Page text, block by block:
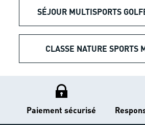
SÉJOUR MULTISPORTS
CLASSE NATURE SPORTS
Paiement sécurisé